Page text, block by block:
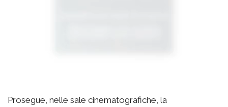
Prosegue, nelle sale cinematografiche, la